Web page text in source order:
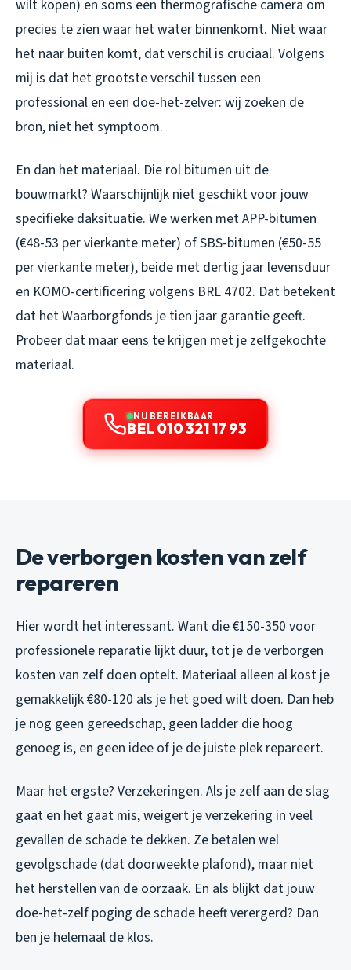
wilt kopen) en soms een thermografische camera om
precies te zien waar het water binnenkomt. Niet waar
het naar buiten komt, dat verschil is cruciaal. Volgens
mij is dat het grootste verschil tussen een
professional en een doe-het-zelver: wij zoeken de
bron, niet het symptoom.
En dan het materiaal. Die rol bitumen uit de
bouwmarkt? Waarschijnlijk niet geschikt voor jouw
specifieke daksituatie. We werken met APP-bitumen
(€48-53 per vierkante meter) of SBS-bitumen (€50-55
per vierkante meter), beide met dertig jaar levensduur
en KOMO-certificering volgens BRL 4702. Dat betekent
dat het Waarborgfonds je tien jaar garantie geeft.
Probeer dat maar eens te krijgen met je zelfgekochte
materiaal.
NU BEREIKBAAR
BEL 010 321 17 93
De verborgen kosten van zelf
repareren
Hier wordt het interessant. Want die €150-350 voor
professionele reparatie lijkt duur, tot je de verborgen
kosten van zelf doen optelt. Materiaal alleen al kost je
gemakkelijk €80-120 als je het goed wilt doen. Dan heb
je nog geen gereedschap, geen ladder die hoog
genoeg is, en geen idee of je de juiste plek repareert.
Maar het ergste? Verzekeringen. Als je zelf aan de slag
gaat en het gaat mis, weigert je verzekering in veel
gevallen de schade te dekken. Ze betalen wel
gevolgschade (dat doorweekte plafond), maar niet
het herstellen van de oorzaak. En als blijkt dat jouw
doe-het-zelf poging de schade heeft verergerd? Dan
ben je helemaal de klos.